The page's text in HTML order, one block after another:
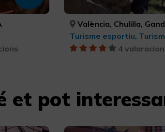
València, Chulilla, Gandia, Alzira, Jérica, Montesa, Montanejos, Xàtiva, VALÈNCIA, VALÈNCIA, VALÈNCIA, VALÈNCIA, CASTELLÓ/CASTELLÓN,
4
et pot